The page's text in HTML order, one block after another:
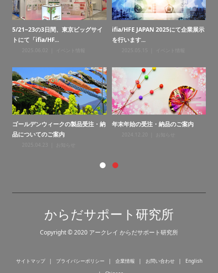
5/21~23の3日間、東京ビッグサイ
トにて「ifia/HF...
2025.06.02
ifia/HFE JAPAN 2025にて企業展示
を行います...
2025.05.15
ゴールデンウィークの製品受注・納
品についてのご案内
2025.04.23
年末年始の受注・納品のご案内
2024.12.20
からだサポート研究所
Copyright © 2020 アークレイ からだサポート研究所
サイトマップ プライバシーポリシー 企業情報 お問い合わせ
English